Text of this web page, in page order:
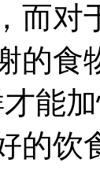
而对
的食
能
的饮